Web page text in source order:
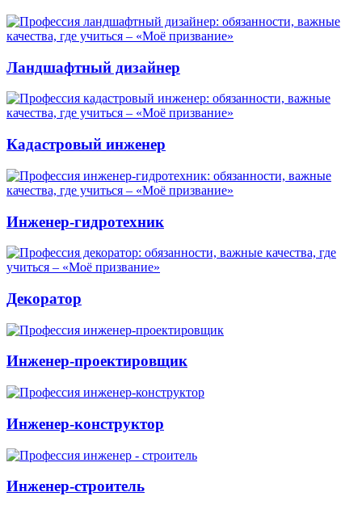
Ландшафтный дизайнер
Кадастровый инженер
Инженер-гидротехник
Декоратор
Инженер-проектировщик
Инженер-конструктор
Инженер-строитель